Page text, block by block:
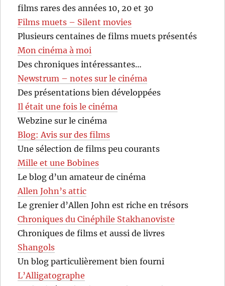
films rares des années 10, 20 et 30
Films muets – Silent movies
Plusieurs centaines de films muets présentés
Mon cinéma à moi
Des chroniques intéressantes…
Newstrum – notes sur le cinéma
Des présentations bien développées
Il était une fois le cinéma
Webzine sur le cinéma
Blog: Avis sur des films
Une sélection de films peu courants
Mille et une Bobines
Le blog d’un amateur de cinéma
Allen John’s attic
Le grenier d’Allen John est riche en trésors
Chroniques du Cinéphile Stakhanoviste
Chroniques de films et aussi de livres
Shangols
Un blog particulièrement bien fourni
L’Alligatographe